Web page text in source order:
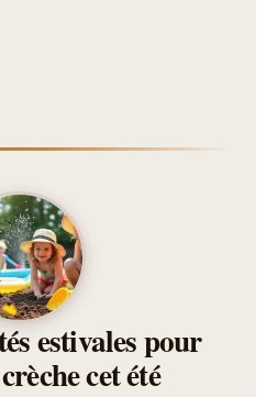
estivales pour
cet été